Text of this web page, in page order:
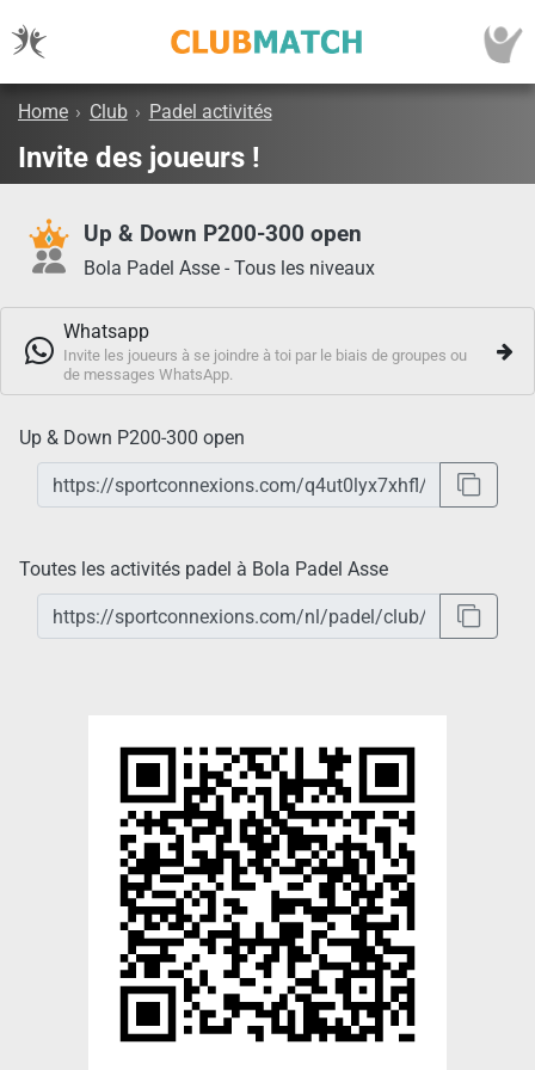
Home › Club › Padel activités
Invite des joueurs !
Up & Down P200-300 open
Bola Padel Asse - Tous les niveaux
Whatsapp
Invite les joueurs à se joindre à toi par le biais de groupes ou
de messages WhatsApp.
Up & Down P200-300 open
Toutes les activités padel à Bola Padel Asse